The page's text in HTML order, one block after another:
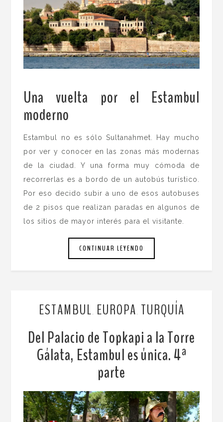
Una vuelta por el Estambul
moderno
Estambul no es sólo Sultanahmet. Hay mucho
por ver y conocer en las zonas más modernas
de la ciudad. Y una forma muy cómoda de
recorrerlas es a bordo de un autobús turístico.
Por eso decido subir a uno de esos autobuses
de 2 pisos que realizan paradas en algunos de
los sitios de mayor interés para el visitante.
CONTINUAR LEYENDO
ESTAMBUL, EUROPA, TURQUÍA
Del Palacio de Topkapi a la Torre
Gálata, Estambul es única. 4ª
parte